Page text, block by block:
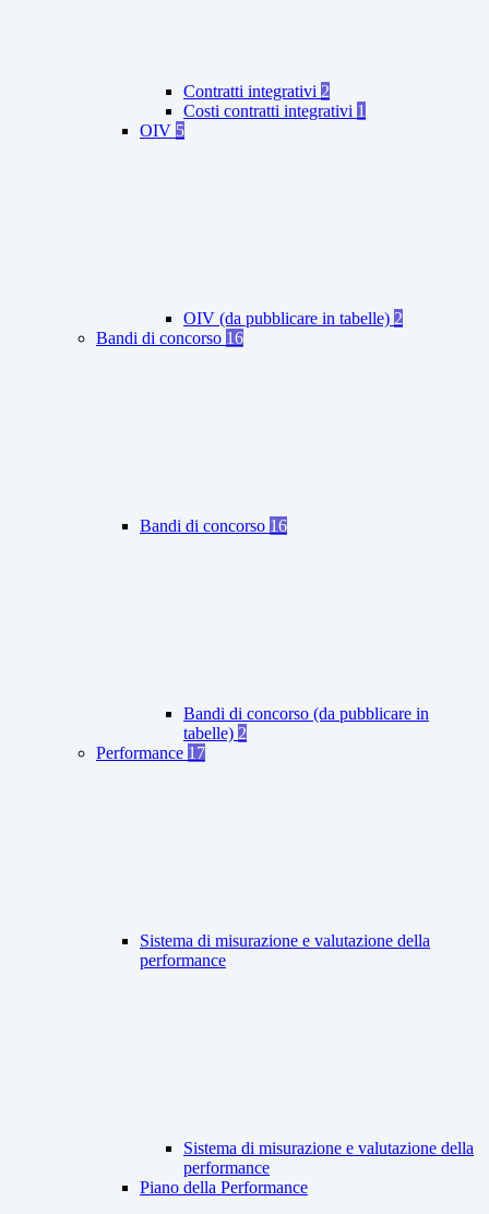
Contratti integrativi 2
Costi contratti integrativi 1
OIV 5
OIV (da pubblicare in tabelle) 2
Bandi di concorso 16
Bandi di concorso 16
Bandi di concorso (da pubblicare in
tabelle) 2
Performance 17
Sistema di misurazione e valutazione della
performance
Sistema di misurazione e valutazione della
performance
Piano della Performance